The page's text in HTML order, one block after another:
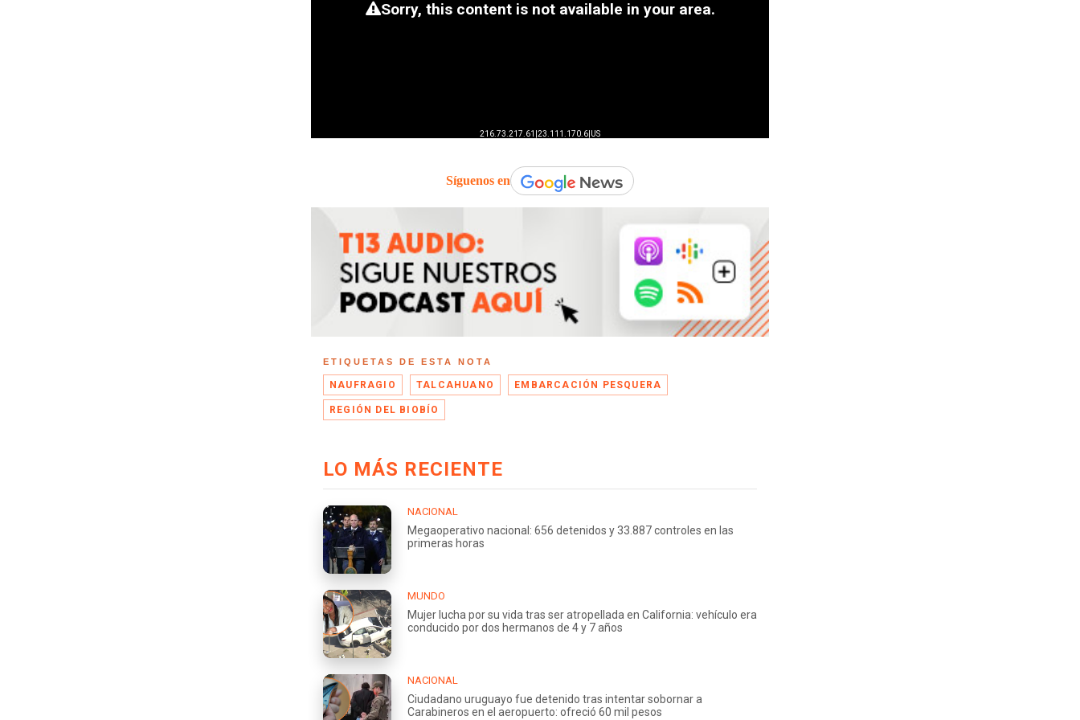
Síguenos en
ETIQUETAS DE ESTA NOTA
NAUFRAGIO TALCAHUANO EMBARCACIÓN PESQUERA
REGIÓN DEL BIOBÍO
LO MÁS RECIENTE
NACIONAL
Megaoperativo nacional: 656 detenidos y 33.887 controles en las
primeras horas
MUNDO
Mujer lucha por su vida tras ser atropellada en California: vehículo era
conducido por dos hermanos de 4 y 7 años
NACIONAL
Ciudadano uruguayo fue detenido tras intentar sobornar a
Carabineros en el aeropuerto: ofreció 60 mil pesos